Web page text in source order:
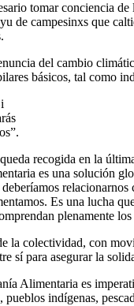
tomar conciencia
de campesinxs que
del cambio
básicos, tal como
recogida en la
es una solución
relacionarnos
Es una lucha
plenamente
la colectividad, con
sí para asegurar la
Alimentaria es
pueblos indígenas,